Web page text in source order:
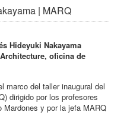
| MARQ
Hideyuki Nakayama
oficina de
marco del taller inaugural del
dirigido por los profesores
y por la jefa MARQ